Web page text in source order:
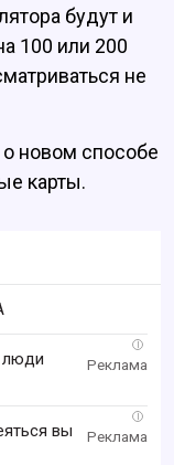
будут и
100 или 200
не
о новом способе
карты.
i
люди
i
вы